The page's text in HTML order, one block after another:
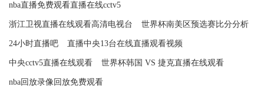
nba直播免费观看直播在线cctv5
浙江卫视直播在线观看高清电视台 世界杯南美区预选赛比分分析
24小时直播吧 直播中央13台在线直播观看视频
中央cctv5直播在线观看 世界杯韩国 VS 捷克直播在线观看
nba回放录像回放免费观看